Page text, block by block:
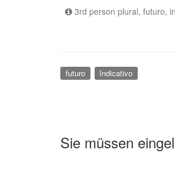
3rd person plural, futuro,
futuro Indicativo
Sie müssen